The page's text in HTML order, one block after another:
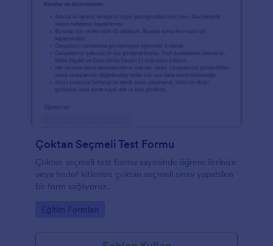
Çoktan Seçmeli Test Formu
Çoktan seçmeli test formu sayesinde öğrencilerinize
veya hedef kitlenize çoktan seçmeli sınav yapabilen
bir form sağlıyoruz.
Go to Category:
Eğitim Formları